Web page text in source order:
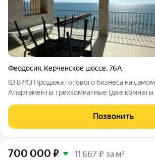
Феодосия, Керченское шоссе,76А
ID 8743 Продажа готового бизнеса на
Апартаменты трёхкомнатные (две комнаты
кондиционер, мебель, телевизор. Два
терраса с видом на море.
Позвонить
700 000 ₽ 11 667 ₽ за м²